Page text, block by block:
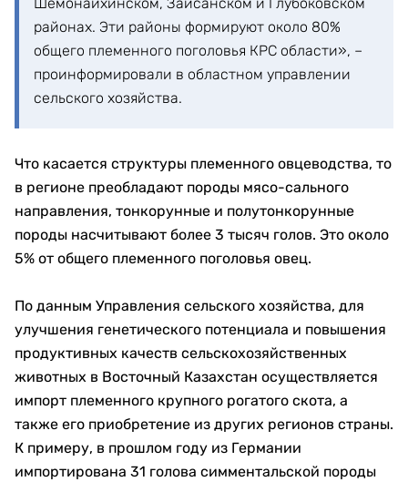
районах. Эти районы формируют около 80%
общего племенного поголовья КРС области», –
проинформировали в областном управлении
сельского хозяйства.
Что касается структуры племенного овцеводства, то
в регионе преобладают породы мясо-сального
направления, тонкорунные и полутонкорунные
породы насчитывают более 3 тысяч голов. Это около
5% от общего племенного поголовья овец.
По данным Управления сельского хозяйства, для
улучшения генетического потенциала и повышения
продуктивных качеств сельскохозяйственных
животных в Восточный Казахстан осуществляется
импорт племенного крупного рогатого скота, а
также его приобретение из других регионов страны.
К примеру, в прошлом году из Германии
импортирована 31 голова симментальской породы